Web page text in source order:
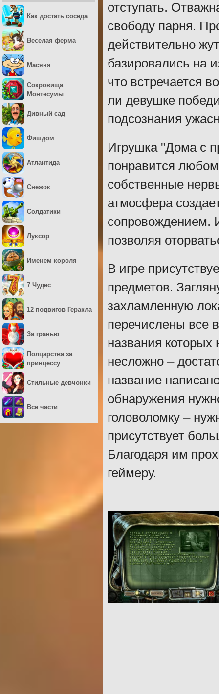
отступать.
свободу парня.
действительно
базировались на
что встречается
ли девушке
подсознания
Игрушка "Дома с
понравится
собственные
атмосфера
сопровождением.
позволяя
В игре
предметов.
захламленную
перечислены все
названия
несложно –
название
обнаружения
головоломку –
присутствует
Благодаря им
геймеру.
Как достать соседа
Веселая ферма
Масяня
Сокровища
Монтесумы
Дивный сад
Фишдом
Атлантида
Снежок
Солдатики
Луксор
Именем короля
7 Чудес
12 подвигов Геракла
За гранью
Полцарства за
принцессу
Стильные девчонки
Все части